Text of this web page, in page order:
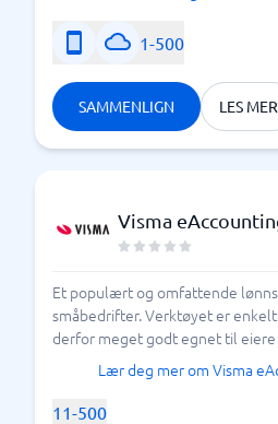
1-500
SAMMENLIGN LES MER
Visma
Et populært og omfattende
småbedrifter. Verktøyet er
derfor meget godt egnet til eiere
Lær deg mer om Visma
11-500